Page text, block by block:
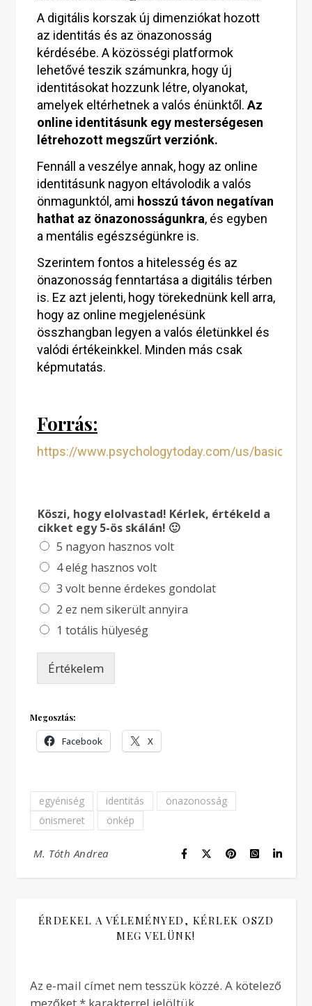
A digitális korszak új dimenziókat hozott
az identitás és az önazonosság
kérdésébe. A közösségi platformok
lehetővé teszik számunkra, hogy új
identitásokat hozzunk létre, olyanokat,
amelyek eltérhetnek a valós énünktől. Az
online identitásunk egy mesterségesen
létrehozott megszűrt verziónk.
Fennáll a veszélye annak, hogy az online
identitásunk nagyon eltávolodik a valós
önmagunktól, ami hosszú távon negatívan
hathat az önazonosságunkra, és egyben
a mentális egészségünkre is.
Szerintem fontos a hitelesség és az
önazonosság fenntartása a digitális térben
is. Ez azt jelenti, hogy törekednünk kell arra,
hogy az online megjelenésünk
összhangban legyen a valós életünkkel és
valódi értékeinkkel. Minden más csak
képmutatás.
Forrás:
https://www.psychologytoday.com/us/basics/
Köszi, hogy elolvastad! Kérlek, értékeld a
cikket egy 5-ös skálán! 🙂
5 nagyon hasznos volt
4 elég hasznos volt
3 volt benne érdekes gondolat
2 ez nem sikerült annyira
1 totális hülyeség
Értékelem
Megosztás:
Facebook X
egyéniség identitás
önazonosság
önismeret
önkép
M. Tóth Andrea
ÉRDEKEL A VÉLEMÉNYED, KÉRLEK OSZD
MEG VELÜNK!
Az e-mail címet nem tesszük közzé. A kötelező